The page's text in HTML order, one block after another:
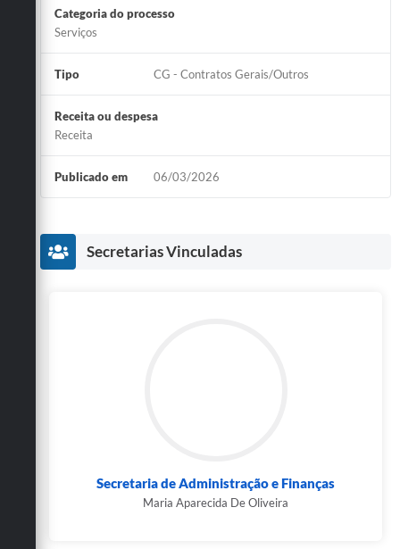
Categoria do processo
Serviços
Tipo CG - Contratos Gerais/Outros
Receita ou despesa
Receita
Publicado em 06/03/2026
Secretarias Vinculadas
Secretaria de Administração e Finanças
Maria Aparecida De Oliveira